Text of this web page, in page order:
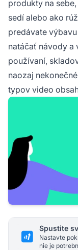
produkty na
sedí alebo ako
predávate
natáčať návody a
používaní,
naozaj
typov video
Spustite
Nastavte
nie je